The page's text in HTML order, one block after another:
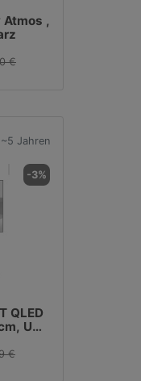
Atmos ,
€
Jahren
-3%
QLED
UHD
€